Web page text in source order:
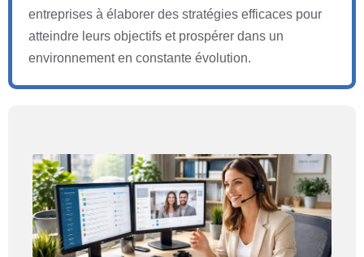
entreprises à élaborer des stratégies efficaces pour
atteindre leurs objectifs et prospérer dans un
environnement en constante évolution.